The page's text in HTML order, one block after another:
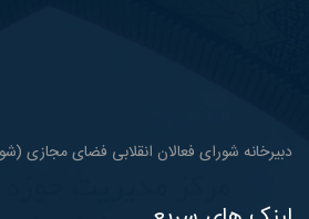
دبیرخانه شورای فعالان انقلابی فضای مجازی